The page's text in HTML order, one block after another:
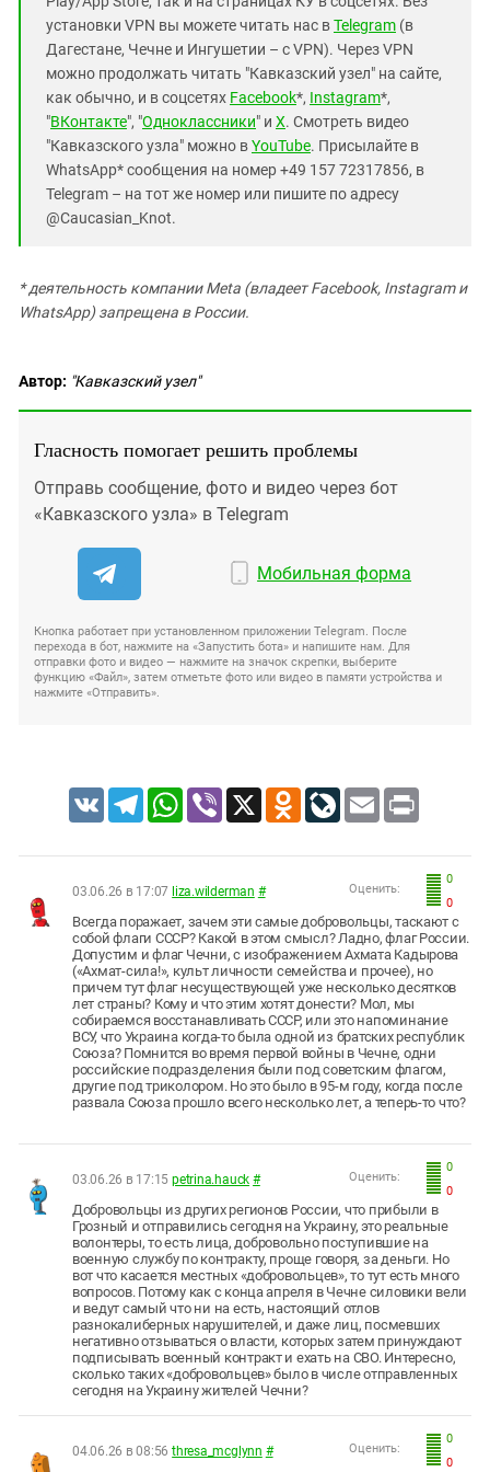
установки VPN вы можете читать нас вTelegram (в
Дагестане, Чечне и Ингушетии – с VPN). Через VPN
можно продолжать читать "Кавказский узел" на сайте,
как обычно, и в соцсетях Facebook*, Instagram*,
"ВКонтакте", "Одноклассники" и X. Смотреть видео
"Кавказского узла" можно вYouTube. Присылайте в
WhatsApp* сообщения на номер +49 157 72317856, в
Telegram – на тот же номер или пишите по адресу
@Caucasian_Knot.
* деятельность компании Meta (владеет Facebook, Instagram и
WhatsApp) запрещена в России.
Автор: "Кавказский узел"
Гласность помогает решить проблемы
Отправь сообщение, фото и видео через бот
«Кавказского узла» в Telegram
Мобильная форма
Кнопка работает при установленном приложении Telegram. После
перехода в бот, нажмите на «Запустить бота» и напишите нам. Для
отправки фото и видео — нажмите на значок скрепки, выберите
функцию «Файл», затем отметьте фото или видео в памяти устройства и
нажмите «Отправить».
VK TelegramWhatsApp
Viber X Odnoklassniki
LiveJournal
Email Print
0
0
Оценить:
03.06.26 в 17:07 liza.wilderman #
Всегда поражает, зачем эти самые добровольцы, таскают с
собой флаги СССР? Какой в этом смысл? Ладно, флаг России.
Допустим и флаг Чечни, с изображением Ахмата Кадырова
(«Ахмат-сила!», культ личности семейства и прочее), но
причем тут флаг несуществующей уже несколько десятков
лет страны? Кому и что этим хотят донести? Мол, мы
собираемся восстанавливать СССР, или это напоминание
ВСУ, что Украина когда-то была одной из братских республик
Союза? Помнится во время первой войны в Чечне, одни
российские подразделения были под советским флагом,
другие под триколором. Но это было в 95-м году, когда после
развала Союза прошло всего несколько лет, а теперь-то что?
0
0
Оценить:
03.06.26 в 17:15 petrina.hauck #
Добровольцы из других регионов России, что прибыли в
Грозный и отправились сегодня на Украину, это реальные
волонтеры, то есть лица, добровольно поступившие на
военную службу по контракту, проще говоря, за деньги. Но
вот что касается местных «добровольцев», то тут есть много
вопросов. Потому как с конца апреля в Чечне силовики вели
и ведут самый что ни на есть, настоящий отлов
разнокалиберных нарушителей, и даже лиц, посмевших
негативно отзываться о власти, которых затем принуждают
подписывать военный контракт и ехать на СВО. Интересно,
сколько таких «добровольцев» было в числе отправленных
сегодня на Украину жителей Чечни?
0
0
Оценить:
04.06.26 в 08:56 thresa_mcglynn #